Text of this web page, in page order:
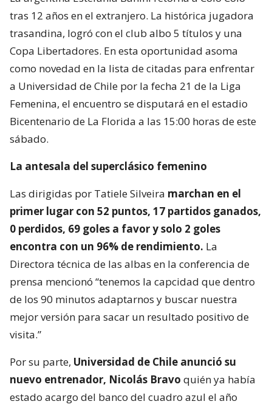
tras 12 años en el extranjero. La histórica jugadora
trasandina, logró con el club albo 5 títulos y una
Copa Libertadores. En esta oportunidad asoma
como novedad en la lista de citadas para enfrentar
a Universidad de Chile por la fecha 21 de la Liga
Femenina, el encuentro se disputará en el estadio
Bicentenario de La Florida a las 15:00 horas de este
sábado.
La antesala del superclásico femenino
Las dirigidas por Tatiele Silveira marchan en el
primer lugar con 52 puntos, 17 partidos ganados,
0 perdidos, 69 goles a favor y solo 2 goles
encontra con un 96% de rendimiento. La
Directora técnica de las albas en la conferencia de
prensa mencionó “tenemos la capcidad que dentro
de los 90 minutos adaptarnos y buscar nuestra
mejor versión para sacar un resultado positivo de
visita.”
Por su parte, Universidad de Chile anunció su
nuevo entrenador, Nicolás Bravo quién ya había
estado acargo del banco del cuadro azul el año